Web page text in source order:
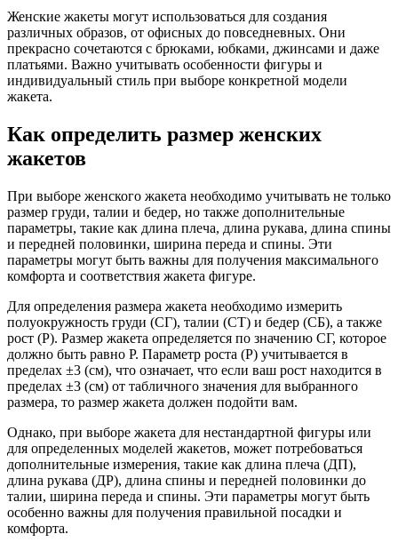
Женские жакеты могут использоваться для создания
различных образов, от офисных до повседневных. Они
прекрасно сочетаются с брюками, юбками, джинсами и даже
платьями. Важно учитывать особенности фигуры и
индивидуальный стиль при выборе конкретной модели
жакета.
Как определить размер женских
жакетов
При выборе женского жакета необходимо учитывать не только
размер груди, талии и бедер, но также дополнительные
параметры, такие как длина плеча, длина рукава, длина спины
и передней половинки, ширина переда и спины. Эти
параметры могут быть важны для получения максимального
комфорта и соответствия жакета фигуре.
Для определения размера жакета необходимо измерить
полуокружность груди (СГ), талии (СТ) и бедер (СБ), а также
рост (Р). Размер жакета определяется по значению СГ, которое
должно быть равно Р. Параметр роста (Р) учитывается в
пределах ±3 (см), что означает, что если ваш рост находится в
пределах ±3 (см) от табличного значения для выбранного
размера, то размер жакета должен подойти вам.
Однако, при выборе жакета для нестандартной фигуры или
для определенных моделей жакетов, может потребоваться
дополнительные измерения, такие как длина плеча (ДП),
длина рукава (ДР), длина спины и передней половинки до
талии, ширина переда и спины. Эти параметры могут быть
особенно важны для получения правильной посадки и
комфорта.